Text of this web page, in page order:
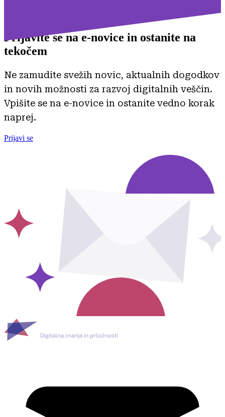
Prijavite se na e-novice in ostanite na
tekočem
Ne zamudite svežih novic, aktualnih dogodkov
in novih možnosti za razvoj digitalnih veščin.
Vpišite se na e-novice in ostanite vedno korak
naprej.
Prijavi se